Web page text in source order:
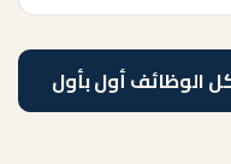
الوظائف أول بأول